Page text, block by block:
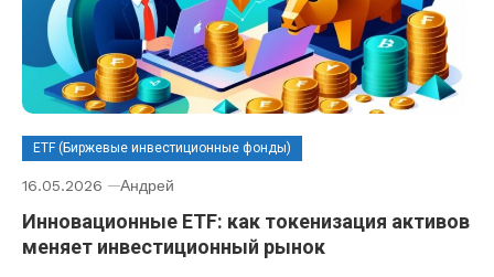
ETF (Биржевые инвестиционные фонды)
16.05.2026 Андрей
Инновационные ETF: как токенизация активов
меняет инвестиционный рынок